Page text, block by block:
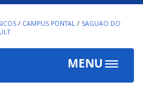
/ CAMPUS PONTAL / SAGUAO DO
MENU
Toggle